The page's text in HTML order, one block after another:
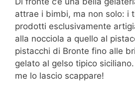
attrae i bimbi, ma non solo: i
prodotti esclusivamente
alla nocciola a quello al
pistacchi di Bronte fino alle
gelato al gelso tipico
me lo lascio scappare!